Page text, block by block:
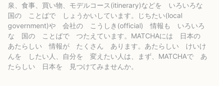
泉、食事、買い物、モデルコース(itinerary)などを いろいろな
国の ことばで しょうかいしています。じちたい(local
government)や 会社の こうしき(official) 情報も いろいろ
な 国の ことばで つたえています。MATCHAには 日本の
あたらしい 情報が たくさん あります。あたらしい けいけ
んを したい人、自分を 変えたい人は、まず、MATCHAで あ
たらしい 日本を 見つけてみませんか。